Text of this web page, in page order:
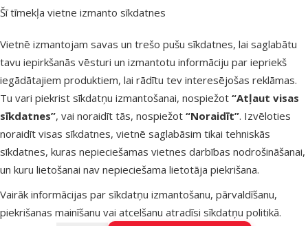
Šī tīmekļa vietne izmanto sīkdatnes
Vietnē izmantojam savas un trešo pušu sīkdatnes, lai saglabātu
tavu iepirkšanās vēsturi un izmantotu informāciju par iepriekš
iegādātajiem produktiem, lai rādītu tev interesējošas reklāmas.
Tu vari piekrist sīkdatņu izmantošanai, nospiežot “Atļaut visas
sīkdatnes”, vai noraidīt tās, nospiežot “Noraidīt”. Izvēloties
noraidīt visas sīkdatnes, vietnē saglabāsim tikai tehniskās
sīkdatnes, kuras nepieciešamas vietnes darbības nodrošināšanai,
un kuru lietošanai nav nepieciešama lietotāja piekrišana.
Vairāk informācijas par sīkdatņu izmantošanu, pārvaldīšanu,
piekrišanas mainīšanu vai atcelšanu atradīsi sīkdatņu politikā.
Cena
39,99 €
Noliktavā
Bezmaksas
piegāde
ierīce ērču,
blusu
Atsauksmes